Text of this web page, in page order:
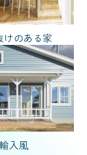
けのある家
輸入風